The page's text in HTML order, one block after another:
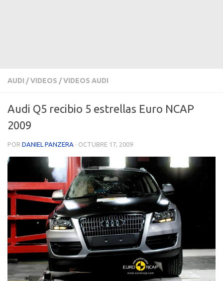
AUDI /VIDEOS /VIDEOS AUDI
Audi Q5 recibio 5 estrellas Euro NCAP
2009
POR DANIEL PANZERA · OCTUBRE 17, 2009